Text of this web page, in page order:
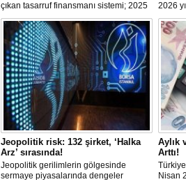
çıkan tasarruf finansmanı sistemi; 2025
itibariyle trilyon TL’yi aşan işlem
hacmine ulaşarak ana akım bir finansal
modele dönüştü. Dar ve orta gelirli
kesime; ev ve araç sahibi olma yolunda
güçlü bir alternatif sunuyor.
2026
yüzde
yönde
Jeopolitik risk: 132 şirket, ‘Halka
Arz’ sırasında!
Jeopolitik gerilimlerin gölgesinde
sermaye piyasalarında dengeler
Aylık
Arttı!
Nisan